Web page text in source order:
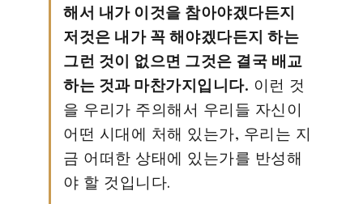
해서 내가 이것을 참아야겠다든지
저것은 내가 꼭 해야겠다든지 하는
그런 것이 없으면 그것은 결국 배교
하는 것과 마찬가지입니다. 이런 것
을 우리가 주의해서 우리들 자신이
어떤 시대에 처해 있는가, 우리는 지
금 어떠한 상태에 있는가를 반성해
야 할 것입니다.